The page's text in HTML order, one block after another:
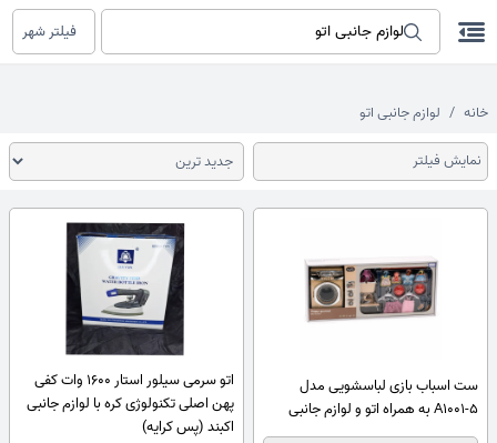
فیلتر شهر
خانه لوازم جانبی اتو
نمایش فیلتر
ست اسباب بازی لباسشویی مدل
A1001-5 به همراه اتو و لوازم جانبی
اتو سرمی سیلور استار 1600 وات کفی
پهن اصلی تکنولوژی کره با لوازم جانبی
اکبند (پس کرایه)